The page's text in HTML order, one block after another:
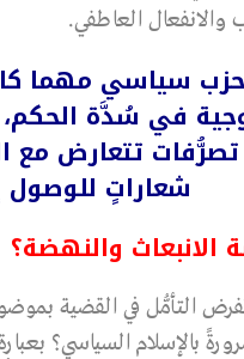
والانفعال العاطفي.
سياسي مهما
في سُدَّة
تتعارض مع
شعاراتٍ للوصول
والنهضة؟
التأمُّل في القضية
بالإسلام السياسي؟